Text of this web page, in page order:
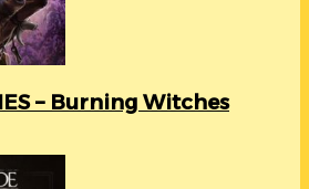
– Burning Witches